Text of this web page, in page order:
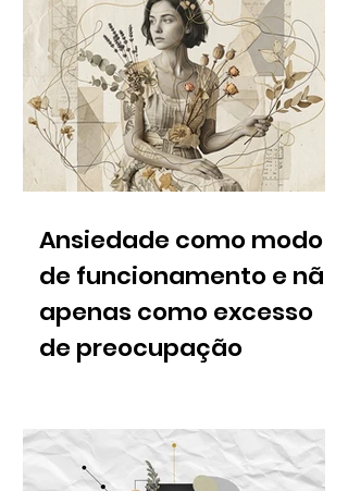
Ansiedade como modo
de funcionamento e não
apenas como excesso
de preocupação